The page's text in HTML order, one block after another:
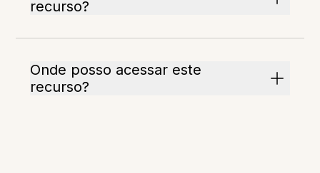
recurso?
Onde posso acessar este
recurso?